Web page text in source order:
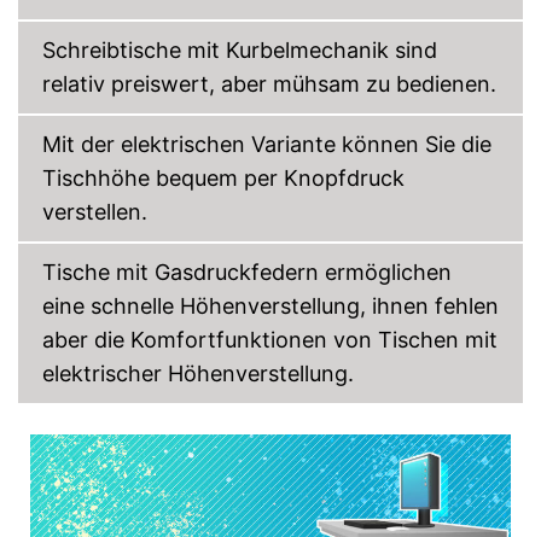
Schreibtische mit Kurbelmechanik sind
relativ preiswert, aber mühsam zu bedienen.
Mit der elektrischen Variante können Sie die
Tischhöhe bequem per Knopfdruck
verstellen.
Tische mit Gasdruckfedern ermöglichen
eine schnelle Höhenverstellung, ihnen fehlen
aber die Komfortfunktionen von Tischen mit
elektrischer Höhenverstellung.